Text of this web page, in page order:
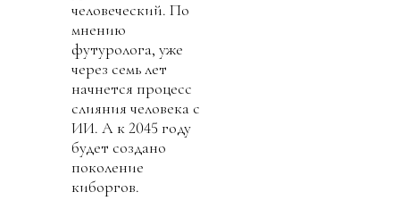
человеческий. По
мнению
футуролога, уже
через семь лет
начнется процесс
слияния человека с
ИИ. А к 2045 году
будет создано
поколение
киборгов.